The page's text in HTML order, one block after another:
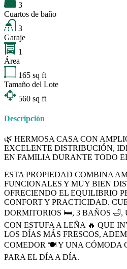
3
Cuartos de baño
3
Garaje
1
Área
165 sq ft
Tamaño del Lote
560 sq ft
Descripción
🌿 HERMOSA CASA CON
EXCELENTE DISTRIBUCIÓN,
EN FAMILIA DURANTE TODO
ESTA PROPIEDAD COMBINA
FUNCIONALES Y MUY BIEN
OFRECIENDO EL EQUILIBRIO
CONFORT Y PRACTICIDAD.
DORMITORIOS 🛏️, 3 BAÑOS 🛁,
CON ESTUFA A LEÑA 🔥 QUE
LOS DÍAS MÁS FRESCOS,
COMEDOR 🍽️ Y UNA CÓMODA
PARA EL DÍA A DÍA.